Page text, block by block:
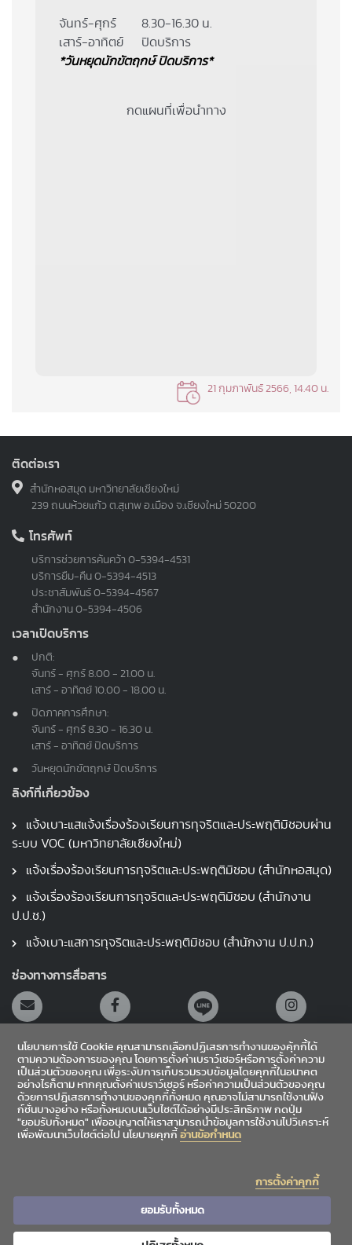
จันทร์-ศุกร์
8.30-16.30 น.
เสาร์-อาทิตย์
ปิดบริการ
*วันหยุดนักขัตฤกษ์ ปิดบริการ*
กดแผนที่เพื่อนำทาง
21 กุมภาพันธ์ 2566, 14.40 น.
ติดต่อเรา
สำนักหอสมุด มหาวิทยาลัยเชียงใหม่
239 ถนนห้วยแก้ว ต.สุเทพ อ.เมือง จ.เชียงใหม่ 50200
โทรศัพท์
บริการช่วยการค้นคว้า 0-5394-4531
บริการยืม-คืน 0-5394-4513
ประชาสัมพันธ์ 0-5394-4567
สำนักงาน 0-5394-4506
เวลาเปิดบริการ
ปกติ:
จันทร์ - ศุกร์ 8.00 - 21.00 น.
เสาร์ - อาทิตย์ 10.00 - 18.00 น.
ปิดภาคการศึกษา:
จันทร์ - ศุกร์ 8.30 - 16.30 น.
เสาร์ - อาทิตย์ ปิดบริการ
วันหยุดนักขัตฤกษ์ ปิดบริการ
ลิงก์ที่เกี่ยวข้อง
แจ้งเบาะแสแจ้งเรื่องร้องเรียนการทุจริตและประพฤติมิชอบผ่าน
ระบบ VOC (มหาวิทยาลัยเชียงใหม่)
แจ้งเรื่องร้องเรียนการทุจริตและประพฤติมิชอบ (สำนักหอสมุด)
แจ้งเรื่องร้องเรียนการทุจริตและประพฤติมิชอบ (สำนักงาน
ป.ป.ช.)
แจ้งเบาะแสการทุจริตและประพฤติมิชอบ (สำนักงาน ป.ป.ท.)
ช่องทางการสื่อสาร
สายตรงผู้อำนวยการ
เข้าสู่ระบบ
ข้อเสนอแนะ | สถิติผู้เข้าชม | 4,872,381
นโยบายการใช้ Cookie คุณสามารถเลือกปฏิเสธการทำงานของคุ้กกี้ได้
ตามความต้องการของคุณ โดยการตั้งค่าเบราว์เซอร์หรือการตั้งค่าความ
เป็นส่วนตัวของคุณ เพื่อระงับการเก็บรวมรวบข้อมูลโดยคุกกี้ในอนาคต
อย่างไรก็ตาม หากคุณตั้งค่าเบราว์เซอร์ หรือค่าความเป็นส่วนตัวของคุณ
ด้วยการปฎิเสธการทำงานของคุกกี้ทั้งหมด คุณอาจไม่สามารถใช้งานฟัง
ก์ชั่นบางอย่าง หรือทั้งหมดบนเว็บไซต์ได้อย่างมีประสิทธิภาพ กดปุ่ม
"ยอมรับทั้งหมด" เพื่ออนุญาตให้เราสามารถนำข้อมูลการใช้งานไปวิเคราะห์
เพื่อพัฒนาเว็บไซต์ต่อไป นโยบายคุกกี้อ่านข้อกำหนด
การตั้งค่าคุกกี้
ยอมรับทั้งหมด